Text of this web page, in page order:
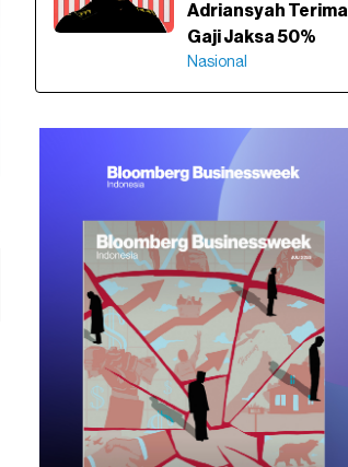
Adriansyah Terima
Gaji Jaksa 50%
Nasional